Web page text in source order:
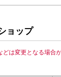
ョップ
どは変更となる場合